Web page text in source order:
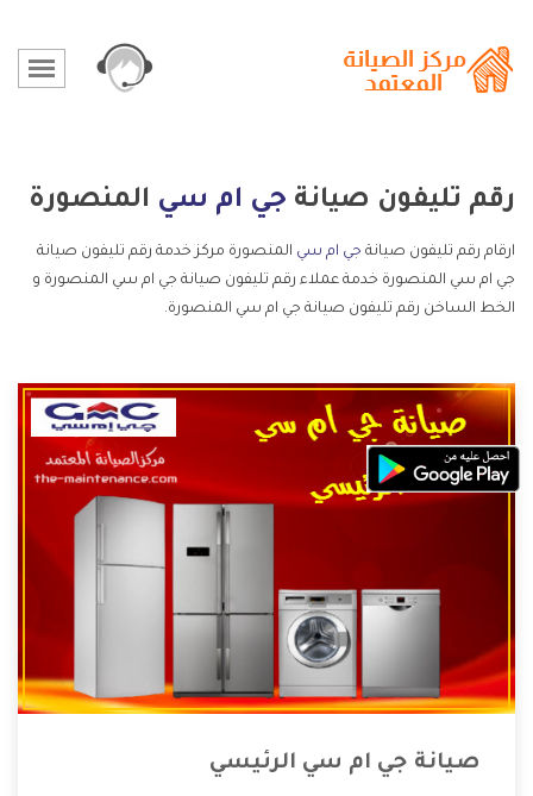
رقم تليفون صيانة جي ام سي المنصورة
ارقام رقم تليفون صيانة جي ام سي المنصورة مركز خدمة رقم تليفون صيانة
جي ام سي المنصورة خدمة عملاء رقم تليفون صيانة جي ام سي المنصورة و
الخط الساخن رقم تليفون صيانة جي ام سي المنصورة.
صيانة جي ام سي الرئيسي